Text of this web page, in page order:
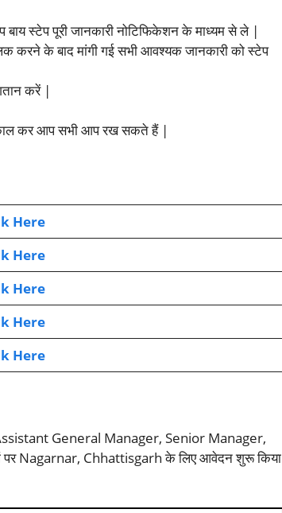
स्टेप पूरी जानकारी नोटिफिकेशन के माध्यम से ले |
करने के बाद मांगी गई सभी आवश्यक जानकारी को स्टेप
करें |
कर आप सभी आप रख सकते हैं |
Here
Here
Here
Here
Here
General Manager, Senior Manager,
Nagarnar, Chhattisgarh के लिए आवेदन शुरू किया